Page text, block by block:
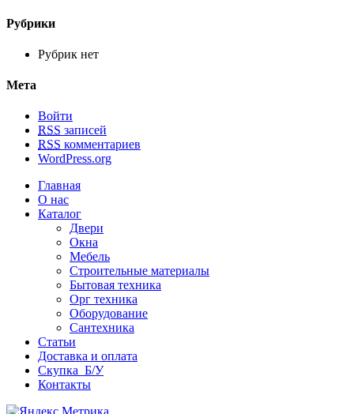
Рубрики
Рубрик нет
Мета
Войти
RSS записей
RSS комментариев
WordPress.org
Главная
О нас
Каталог
Двери
Окна
Мебель
Строительные материалы
Бытовая техника
Орг техника
Оборудование
Сантехника
Статьи
Доставка и оплата
Скупка Б/У
Контакты